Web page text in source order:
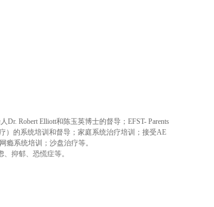
Robert Elliott和陈玉英博士的督导；EFST- Parents
）的系统培训和督导；家庭系统治疗培训；接受AE
瘾系统培训；沙盘治疗等。
抑郁、恐慌症等。